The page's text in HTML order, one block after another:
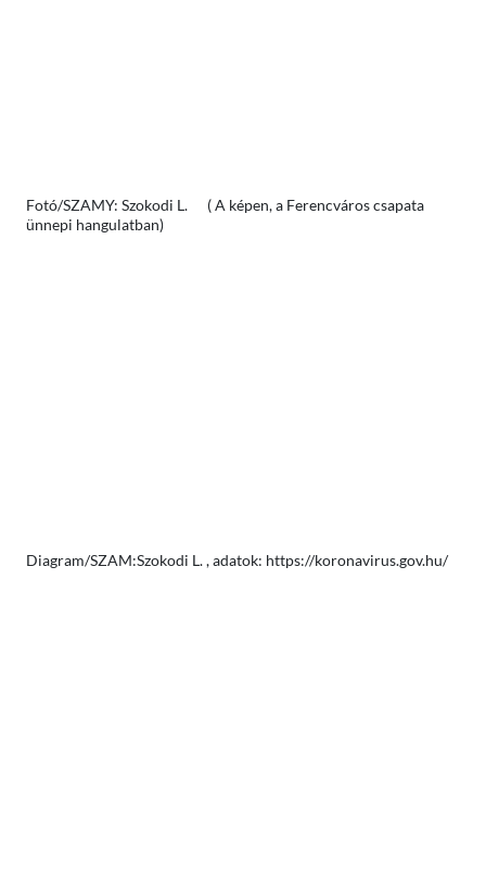
Fotó/SZAMY: Szokodi L. ( A képen, a Ferencváros csapata
ünnepi hangulatban)
Diagram/SZAM:Szokodi L. , adatok: https://koronavirus.gov.hu/